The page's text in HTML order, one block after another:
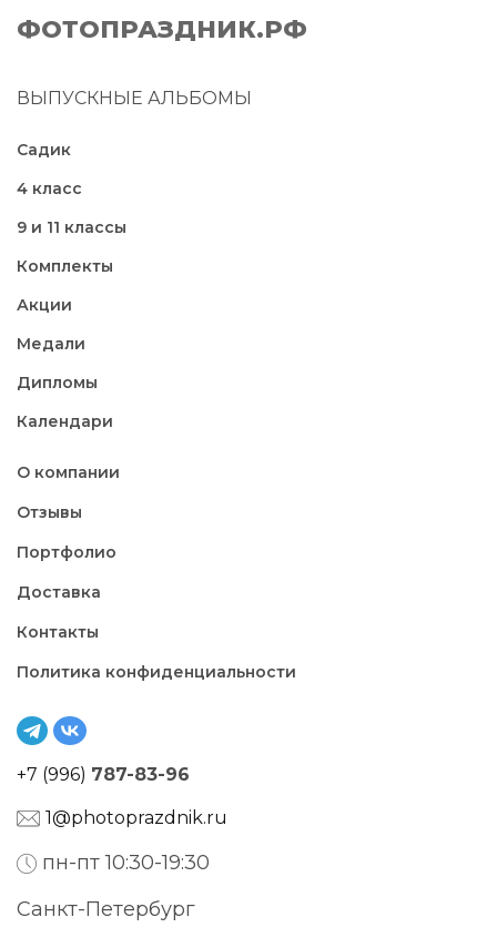
ФОТОПРАЗДНИК.РФ
ВЫПУСКНЫЕ АЛЬБОМЫ
Садик
4 класс
9 и 11 классы
Комплекты
Акции
Медали
Дипломы
Календари
О компании
Отзывы
Портфолио
Доставка
Контакты
Политика конфиденциальности
+7 (996) 787-83-96
1@photoprazdnik.ru
пн-пт 10:30-19:30
Санкт-Петербург